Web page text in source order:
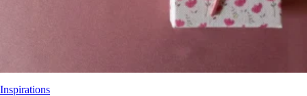
Inspirations